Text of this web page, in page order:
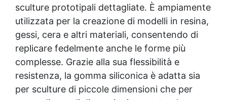
assicurandoti di raschiare i lati e il fondo del
contenitore per ottenere una miscela
omogenea. Nota importante: Mescolare
lentamente per evitare l’inclusione di bolle
d’aria. Colata nello stampo Preparazione
dello stampo: Assicurati che il modello sia
pulito, asciutto e privo di polvere. Se
necessario, applica un agente distaccante
per facilitare la rimozione dello stampo.
sculture prototipali dettagliate. È ampiamente
utilizzata per la creazione di modelli in resina,
gessi, cera e altri materiali, consentendo di
replicare fedelmente anche le forme più
complesse. Grazie alla sua flessibilità e
resistenza, la gomma siliconica è adatta sia
per sculture di piccole dimensioni che per